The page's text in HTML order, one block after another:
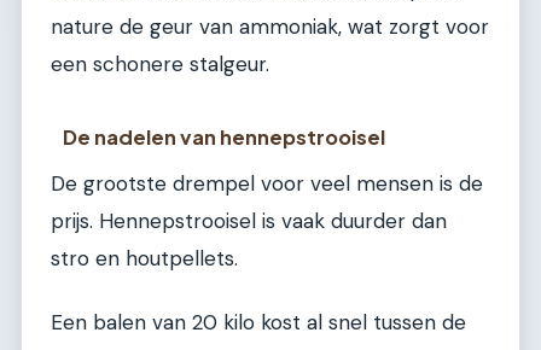
nature de geur van ammoniak, wat zorgt voor
een schonere stalgeur.
De nadelen van hennepstrooisel
De grootste drempel voor veel mensen is de
prijs. Hennepstrooisel is vaak duurder dan
stro en houtpellets.
Een balen van 20 kilo kost al snel tussen de